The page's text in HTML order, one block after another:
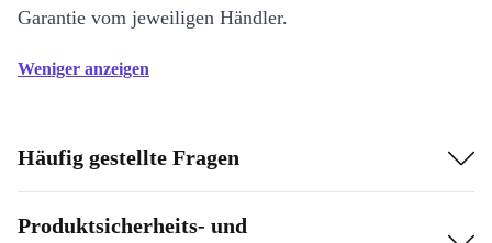
Garantie vom jeweiligen Händler.
Weniger anzeigen
Häufig gestellte Fragen
Produktsicherheits- und